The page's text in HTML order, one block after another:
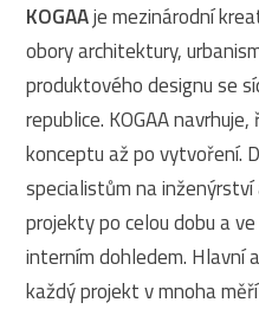
KOGAAje mezinárodní
obory architektury,
produktového designu se
republice. KOGAA
konceptu až po vytvoření.
specialistům na
projekty po celou dobu a
interním dohledem. Hlavní
každý projekt v mnoha